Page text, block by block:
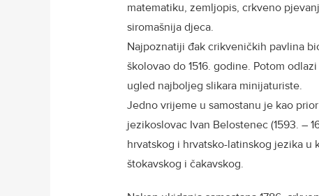
matematiku, zemljopis, crkveno
siromašnija djeca.
Najpoznatiji đak crikveničkih pavlina
školovao do 1516. godine. Potom
ugled najboljeg slikara minijaturiste.
Jedno vrijeme u samostanu je kao
jezikoslovac Ivan Belostenec (1593. –
hrvatskog i hrvatsko-latinskog jezika u
štokavskog i čakavskog.